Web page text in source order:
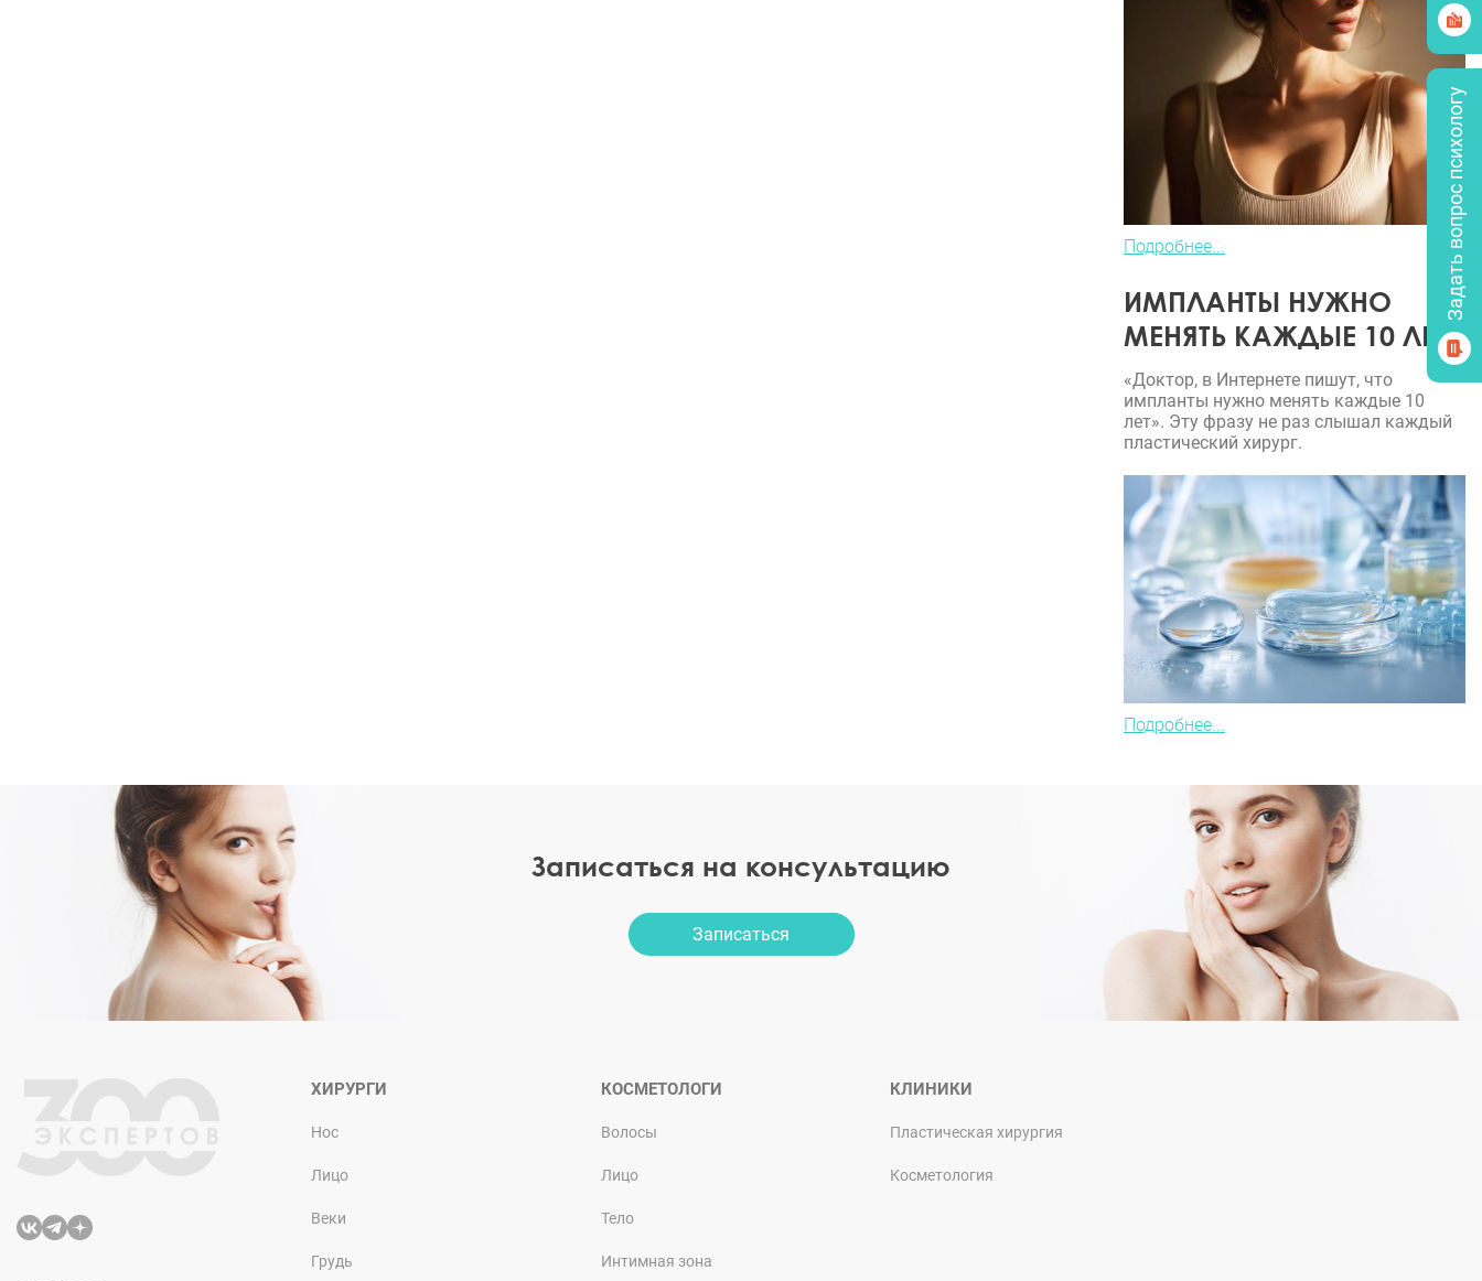
Подробнее...
ИМПЛАНТЫ НУЖНО
МЕНЯТЬ КАЖДЫЕ 10 ЛЕТ?
«Доктор, в Интернете пишут, что
импланты нужно менять каждые 10
лет». Эту фразу не раз слышал каждый
пластический хирург.
Подробнее...
Записаться на консультацию
Записаться
ХИРУРГИ
Нос
Лицо
Веки
Грудь
КОСМЕТОЛОГИ
Волосы
Лицо
Тело
Интимная зона
КЛИНИКИ
Пластическая хирургия
Косметология
Задать вопрос психологу